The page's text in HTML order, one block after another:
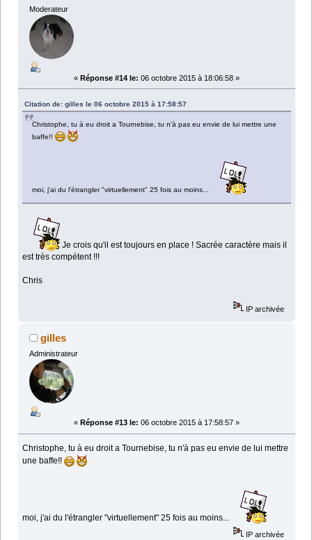
Moderateur
« Réponse #14 le: 06 octobre 2015 à 18:06:58 »
Citation de: gilles le 06 octobre 2015 à 17:58:57
Christophe, tu à eu droit a Tournebise, tu n'à pas eu envie de lui mettre une
baffe!!
moi, j'ai du l'étrangler "virtuellement" 25 fois au moins...
Je crois qu'il est toujours en place ! Sacrée caractère mais il
est très compétent !!!
Chris
IP archivée
gilles
Administrateur
« Réponse #13 le: 06 octobre 2015 à 17:58:57 »
Christophe, tu à eu droit a Tournebise, tu n'à pas eu envie de lui mettre
une baffe!!
moi, j'ai du l'étrangler "virtuellement" 25 fois au moins...
IP archivée